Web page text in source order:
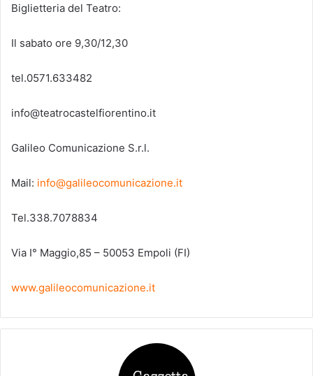
Biglietteria del Teatro:
Il sabato ore 9,30/12,30
tel.0571.633482
info@teatrocastelfiorentino.it​
Galileo Comunicazione S.r.l.
Mail: info@galileocomunicazione.it
Tel.338.7078834
Via I° Maggio,85 – 50053 Empoli (FI)
www.galileocomunicazione.it